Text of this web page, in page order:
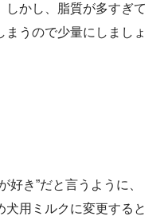
しかし、脂質が多すぎて
まうので少量にしましょ
好き”だと言うように、
用ミルクに変更すると